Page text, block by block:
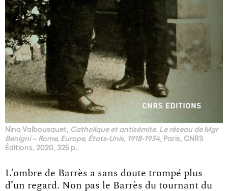
Nina Valbousquet, Catholique et antisémite. Le réseau de Mgr
Benigni – Rome, Europe, États-Unis, 1918-1934, Paris, CNRS
Éditions, 2020, 325 p.
L’ombre de Barrès a sans doute trompé plus
d’un regard. Non pas le Barrès du tournant du